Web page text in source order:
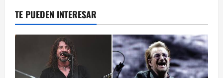
TE PUEDEN INTERESAR